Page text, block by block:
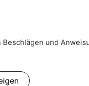
und